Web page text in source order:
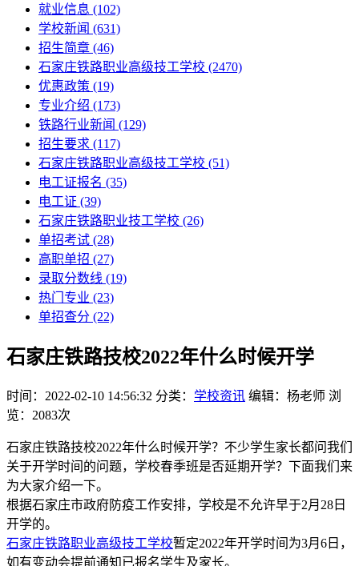
就业信息 (102)
学校新闻 (631)
招生简章 (46)
石家庄铁路职业高级技工学校 (2470)
优惠政策 (19)
专业介绍 (173)
铁路行业新闻 (129)
招生要求 (117)
石家庄铁路职业高级技工学校​ (51)
电工证报名 (35)
电工证 (39)
石家庄铁路职业技工学校 (26)
单招考试 (28)
高职单招 (27)
录取分数线 (19)
热门专业 (23)
单招查分 (22)
石家庄铁路技校2022年什么时候开学
时间：2022-02-10 14:56:32 分类： 学校资讯 编辑：杨老师 浏
览：2083次
石家庄铁路技校2022年什么时候开学？不少学生家长都问我们
关于开学时间的问题，学校春季班是否延期开学？下面我们来
为大家介绍一下。
根据石家庄市政府防疫工作安排，学校是不允许早于2月28日
开学的。
石家庄铁路职业高级技工学校暂定2022年开学时间为3月6日，
如有变动会提前通知已报名学生及家长。